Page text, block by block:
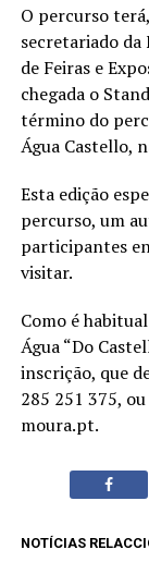
O percurso
secretariado da
de Feiras e
chegada o
término do
Água Castello,
Esta edição
percurso, um
participantes
visitar.
Como é
Água “Do
inscrição, que
285 251 375,
moura.pt.
NOTÍCIAS